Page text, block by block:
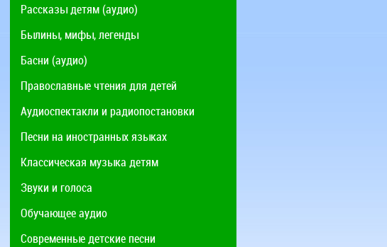
Рассказы детям (аудио)
Былины, мифы, легенды
Басни (аудио)
Православные чтения для детей
Аудиоспектакли и радиопостановки
Песни на иностранных языках
Классическая музыка детям
Звуки и голоса
Обучающее аудио
Современные детские песни